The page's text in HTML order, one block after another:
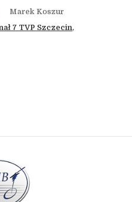
Marek Koszur
7 TVP Szczecin,